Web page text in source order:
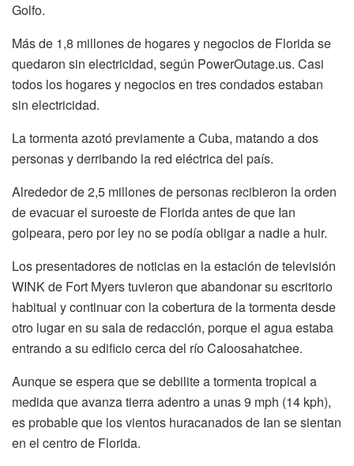
Golfo.
Más de 1,8 millones de hogares y negocios de Florida se
quedaron sin electricidad, según PowerOutage.us. Casi
todos los hogares y negocios en tres condados estaban
sin electricidad.
La tormenta azotó previamente a Cuba, matando a dos
personas y derribando la red eléctrica del país.
Alrededor de 2,5 millones de personas recibieron la orden
de evacuar el suroeste de Florida antes de que Ian
golpeara, pero por ley no se podía obligar a nadie a huir.
Los presentadores de noticias en la estación de televisión
WINK de Fort Myers tuvieron que abandonar su escritorio
habitual y continuar con la cobertura de la tormenta desde
otro lugar en su sala de redacción, porque el agua estaba
entrando a su edificio cerca del río Caloosahatchee.
Aunque se espera que se debilite a tormenta tropical a
medida que avanza tierra adentro a unas 9 mph (14 kph),
es probable que los vientos huracanados de Ian se sientan
en el centro de Florida.